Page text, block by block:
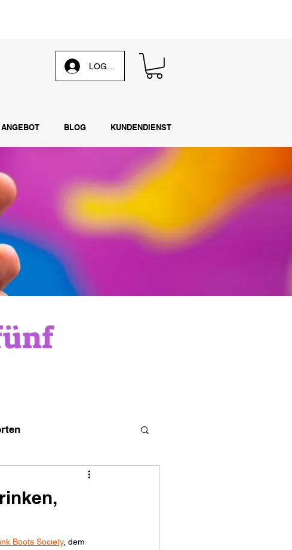
Boots Society, dem
LOG IN
ANGEBOT BLOG KUNDENDIENST